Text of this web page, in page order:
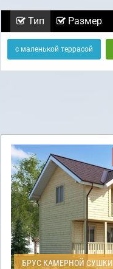
Тип Размер
с маленькой террасой
БРУС КАМЕРНОЙ СУШКИ